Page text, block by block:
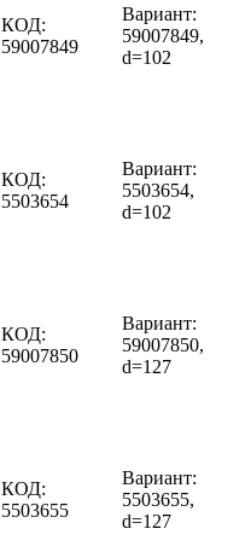
КОД:
59007849
Вариант:
59007849,
d=102
КОД:
5503654
Вариант:
5503654,
d=102
КОД:
59007850
Вариант:
59007850,
d=127
КОД:
5503655
Вариант:
5503655,
d=127